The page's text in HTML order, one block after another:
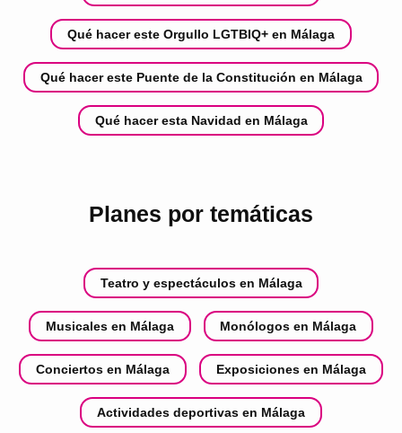
Qué hacer este Orgullo LGTBIQ+ en Málaga
Qué hacer este Puente de la Constitución en Málaga
Qué hacer esta Navidad en Málaga
Planes por temáticas
Teatro y espectáculos en Málaga
Musicales en Málaga Monólogos en Málaga
Conciertos en Málaga Exposiciones en Málaga
Actividades deportivas en Málaga